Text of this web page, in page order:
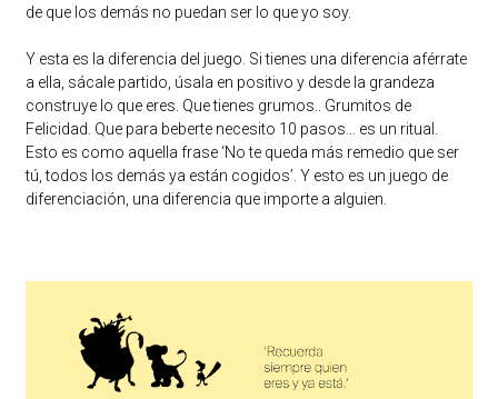
de que los demás no puedan ser lo que yo soy.
Y esta es la diferencia del juego. Si tienes una diferencia aférrate
a ella, sácale partido, úsala en positivo y desde la grandeza
construye lo que eres. Que tienes grumos.. Grumitos de
Felicidad. Que para beberte necesito 10 pasos… es un ritual.
Esto es como aquella frase ‘No te queda más remedio que ser
tú, todos los demás ya están cogidos’. Y esto es un juego de
diferenciación, una diferencia que importe a alguien.